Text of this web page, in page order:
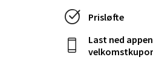
Prisløfte
Last ned